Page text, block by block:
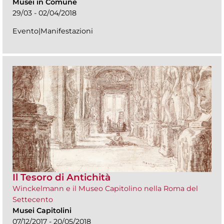
Musei in Comune
29/03 - 02/04/2018
Evento|Manifestazioni
Il Tesoro di Antichità
Winckelmann e il Museo Capitolino nella Roma del
Settecento
Musei Capitolini
07/12/2017 - 20/05/2018